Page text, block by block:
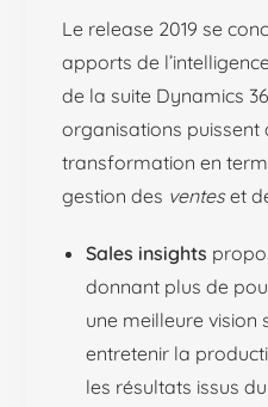
Le release 2019 se
apports de
de la suite Dynamics
organisations puissent
transformation en
gestion des ventes et
Sales insights
donnant plus de
une meilleure vision
entretenir la
les résultats issus